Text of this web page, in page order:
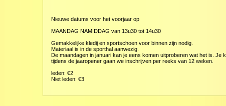
Nieuwe datums voor het voorjaar op
MAANDAG NAMIDDAG van 13u30 tot 14u30
Gemakkelijke kledij en sportschoen voor binnen zijn nodig.
Materiaal is in de sporthal aanwezig.
De maandagen in januari kan je eens komen uitproberen wat het is. Je
tijdens de jaaropener gaan we inschrijven per reeks van 12 weken.
leden: €2
Niet leden: €3